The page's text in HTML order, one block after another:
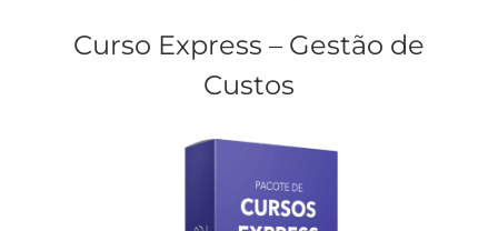
Curso Express – Gestão de
Custos